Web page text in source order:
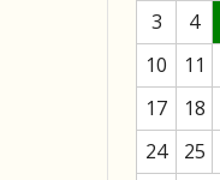
3
4
10
11
17
18
24
25